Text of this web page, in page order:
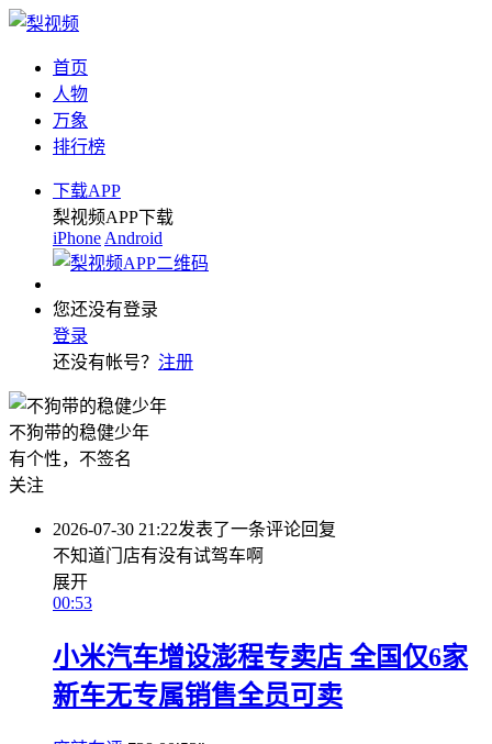
首页
人物
万象
排行榜
下载APP
梨视频APP下载
iPhone Android
您还没有登录
登录
还没有帐号？ 注册
不狗带的稳健少年
有个性，不签名
关注
2026-07-30 21:22发表了一条评论回复
不知道门店有没有试驾车啊
展开
00:53
小米汽车增设澎程专卖店 全国仅6家
新车无专属销售全员可卖